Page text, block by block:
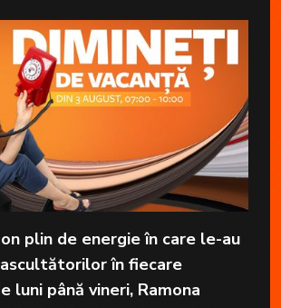
plin de energie în care le-au
în fiecare
luni până vineri, Ramona